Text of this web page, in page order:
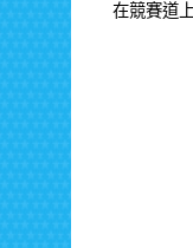
在競賽道